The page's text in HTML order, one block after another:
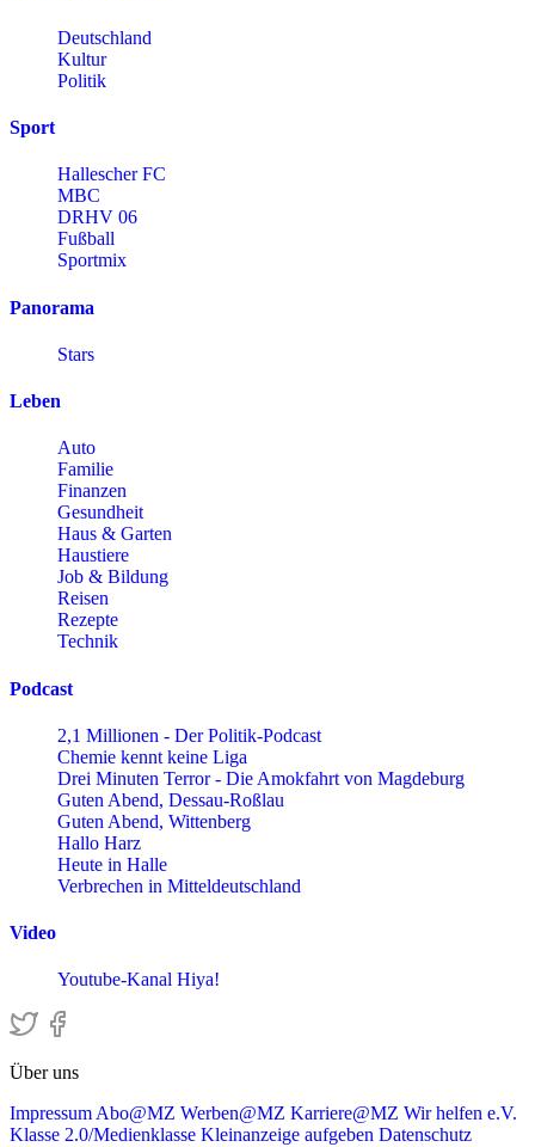
Deutschland
Kultur
Politik
Sport
Hallescher FC
MBC
DRHV 06
Fußball
Sportmix
Panorama
Stars
Leben
Auto
Familie
Finanzen
Gesundheit
Haus & Garten
Haustiere
Job & Bildung
Reisen
Rezepte
Technik
Podcast
2,1 Millionen - Der Politik-Podcast
Chemie kennt keine Liga
Drei Minuten Terror - Die Amokfahrt von Magdeburg
Guten Abend, Dessau-Roßlau
Guten Abend, Wittenberg
Hallo Harz
Heute in Halle
Verbrechen in Mitteldeutschland
Video
Youtube-Kanal Hiya!
Über uns
Impressum Abo@MZ Werben@MZ Karriere@MZ Wir helfen e.V.
Klasse 2.0/Medienklasse Kleinanzeige aufgeben Datenschutz